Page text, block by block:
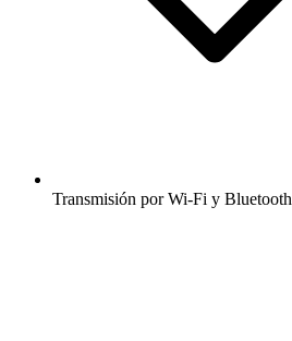
Transmisión por Wi-Fi y Bluetooth